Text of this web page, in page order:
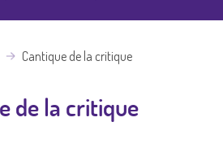
Cantique de la critique
de la critique